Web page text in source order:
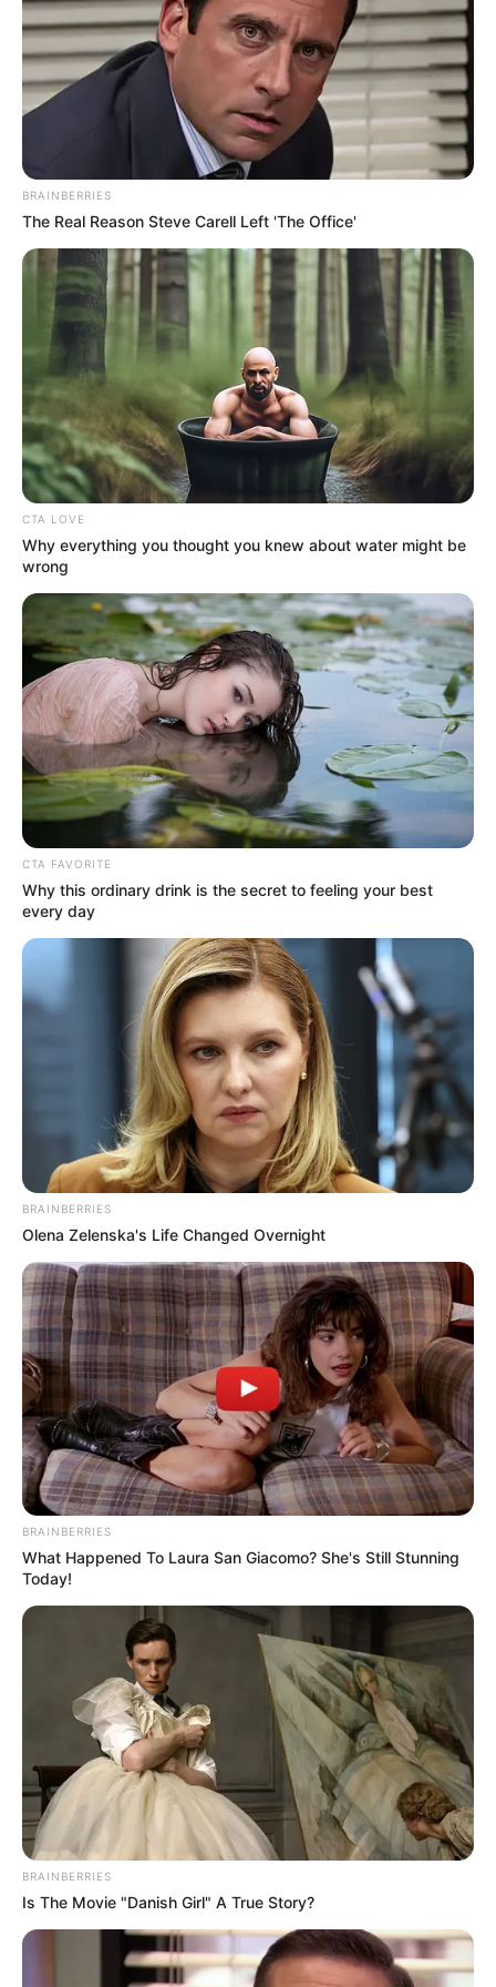
παλαιάς τεχνολογίας με καινούργια.
Θα είναι διπλό το όφελος. Από την μία θα
υπάρχει η επιδότηση και από την άλλη η
χαμηλή κατανάλωση ρεύματος στους
λογαριασμούς της ΔΕΗ.
Οι δικαιούχοι θα είναι ανάλογα με την
θα συνεχιστεί και το επόμενο διάστημα,
καθώς όποτε προκύπτουν κονδύλια θα
αυξάνεται και η χρηματοδότηση του.
Περισσότερα νέα από την Εύβοια
Είδαν αυτοκίνητο να εξαφανίζεται από τη
φωτιά στην Τριάδα;
Βουβός θρήνος σε περιοχή της Εύβοιας –
τόσο νωρίς
Εύβοια: Θρήνος για παλικάρι που δεν
κατάφερε να κρατηθεί στην ζωή
Ακολουθήστε το evianews.com στοGoogle
News
ΤΑ ΠΙΟ ΔΗΜΟΦΙΛΗ
BRAINBERRIES
The Real Reason Steve Carell Left 'The Office'
CTA LOVE
Why everything you thought you knew about water might be
wrong
CTA FAVORITE
Why this ordinary drink is the secret to feeling your best
every day
BRAINBERRIES
Olena Zelenska's Life Changed Overnight
BRAINBERRIES
What Happened To Laura San Giacomo? She's Still Stunning
Today!
BRAINBERRIES
Is The Movie "Danish Girl" A True Story?